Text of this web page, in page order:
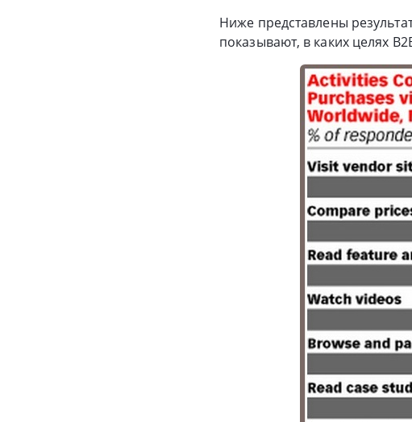
Ниже представлены
показывают, в каких целях